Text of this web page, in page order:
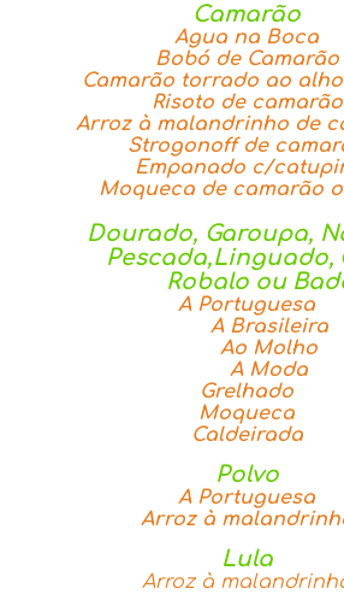
Camarão
Agua na Boca
Bobó de Camarão
Camarão torrado ao
Risoto de camarão
Arroz à malandrinho de
Strogonoff de
Empanado c/
Moqueca de camarão
Dourado, Garoupa,
Pescada,Linguado,
Robalo ou
A Portuguesa
A Brasileira
Ao Molho
A Moda
Grelhado
Moqueca
Caldeirada
Polvo
A Portuguesa
Arroz à
Lula
Arroz à